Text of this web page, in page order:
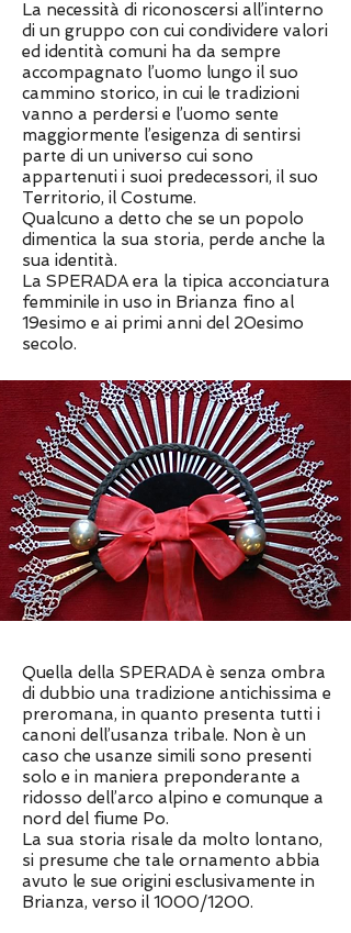
La necessità di riconoscersi all’interno
di un gruppo con cui condividere valori
ed identità comuni ha da sempre
accompagnato l’uomo lungo il suo
cammino storico, in cui le tradizioni
vanno a perdersi e l’uomo sente
maggiormente l’esigenza di sentirsi
parte di un universo cui sono
appartenuti i suoi predecessori, il suo
Territorio, il Costume.
Qualcuno a detto che se un popolo
dimentica la sua storia, perde anche la
sua identità.
La SPERADA era la tipica acconciatura
femminile in uso in Brianza fino al
19esimo e ai primi anni del 20esimo
secolo.
Quella della SPERADA è senza ombra
di dubbio una tradizione antichissima e
preromana, in quanto presenta tutti i
canoni dell’usanza tribale. Non è un
caso che usanze simili sono presenti
solo e in maniera preponderante a
ridosso dell’arco alpino e comunque a
nord del fiume Po.
La sua storia risale da molto lontano,
si presume che tale ornamento abbia
avuto le sue origini esclusivamente in
Brianza, verso il 1000/1200.